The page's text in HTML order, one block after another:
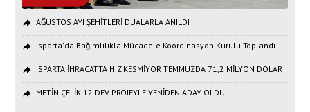
AĞUSTOS AYI ŞEHİTLERİ DUALARLA ANILDI
Isparta'da Bağımlılıkla Mücadele Koordinasyon Kurulu Toplandı
ISPARTA İHRACATTA HIZ KESMİYOR TEMMUZDA 71,2 MİLYON DOLAR
METİN ÇELİK 12 DEV PROJEYLE YENİDEN ADAY OLDU